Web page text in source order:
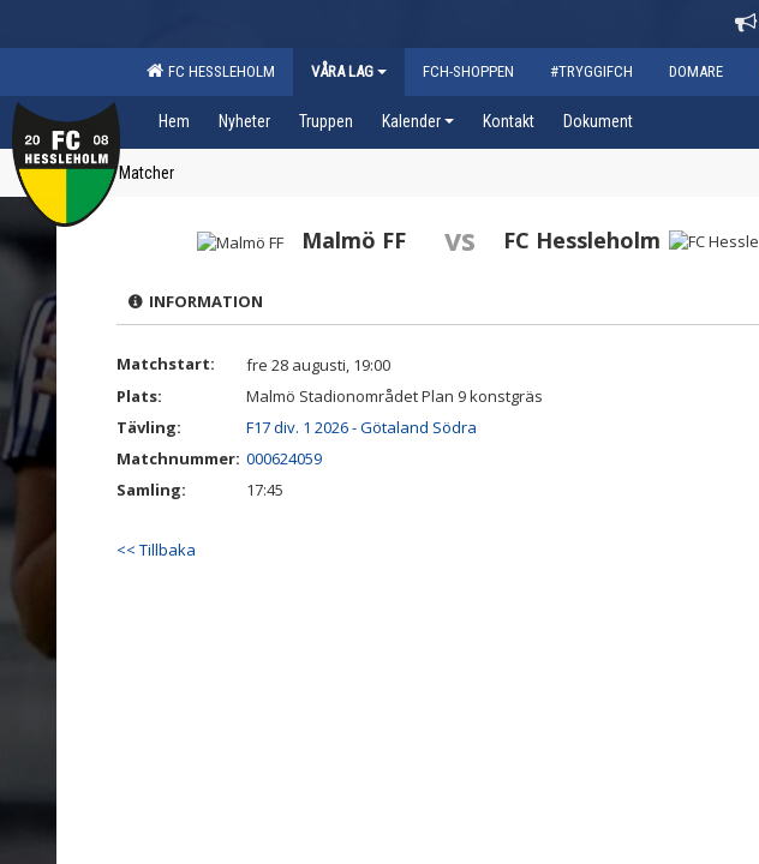
FC HESSLEHOLM VÅRA LAG FCH-SHOPPEN #TRYGGIFCH DOMARE
Hem Nyheter Truppen Kalender Kontakt Dokument
Matcher
Malmö FF vs FC Hessleholm
INFORMATION
Matchstart:
fre 28 augusti, 19:00
Plats:
Malmö Stadionområdet Plan 9 konstgräs
Tävling:
F17 div. 1 2026 - Götaland Södra
Matchnummer: 000624059
Samling:
17:45
<< Tillbaka